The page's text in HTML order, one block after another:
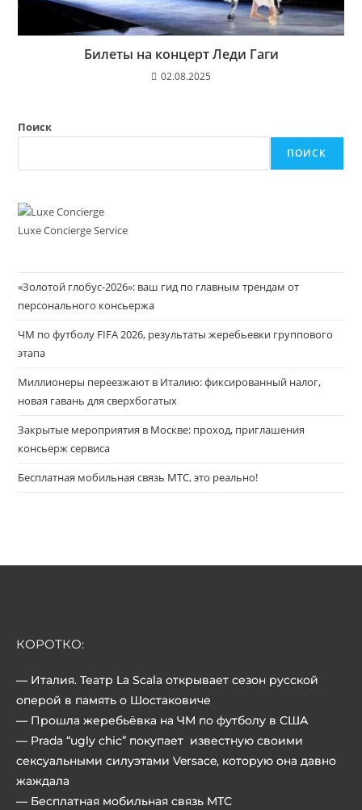
Билеты на концерт Леди Гаги
02.08.2025
Поиск
ПОИСК
Luxe Concierge Service
«Золотой глобус-2026»: ваш гид по главным трендам от
персонального консьержа
ЧМ по футболу FIFA 2026, результаты жеребьевки группового
этапа
Миллионеры переезжают в Италию: фиксированный налог,
новая гавань для сверхбогатых
Закрытые мероприятия в Москве: проход, приглашения
консьерж сервиса
Бесплатная мобильная связь МТС, это реально!
КОРОТКО:
— Италия. Театр La Scala открывает сезон русской
оперой в память о Шостаковиче
— Прошла жеребьёвка на ЧМ по футболу в США
— Prada “ugly chic” покупает известную своими
сексуальными силуэтами Versace, которую она давно
жаждала
— Бесплатная мобильная связь МТС